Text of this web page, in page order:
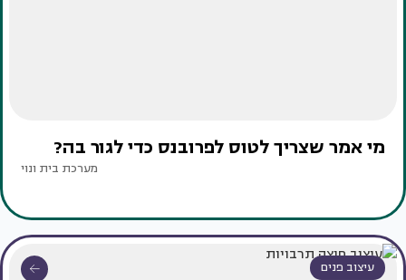
מי אמר שצריך לטוס לפרובנס כדי לגור בה?
מערכת בית ונוי
עיצוב פנים